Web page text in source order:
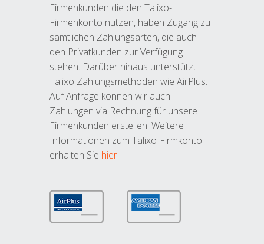
Firmenkunden die den Talixo-
Firmenkonto nutzen, haben Zugang zu
sämtlichen Zahlungsarten, die auch
den Privatkunden zur Verfügung
stehen. Darüber hinaus unterstützt
Talixo Zahlungsmethoden wie AirPlus.
Auf Anfrage können wir auch
Zahlungen via Rechnung für unsere
Firmenkunden erstellen. Weitere
Informationen zum Talixo-Firmkonto
erhalten Sie hier.